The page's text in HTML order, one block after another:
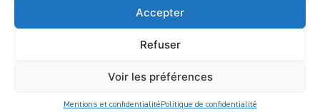
Accepter
Refuser
Voir les préférences
Mentions et confidentialité Politique de confidentialité